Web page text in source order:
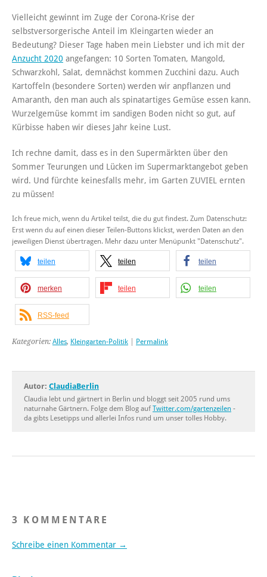
Vielleicht gewinnt im Zuge der Corona-Krise der
selbstversorgerische Anteil im Kleingarten wieder an
Bedeutung? Dieser Tage haben mein Liebster und ich mit der
Anzucht 2020 angefangen: 10 Sorten Tomaten, Mangold,
Schwarzkohl, Salat, demnächst kommen Zucchini dazu. Auch
Kartoffeln (besondere Sorten) werden wir anpflanzen und
Amaranth, den man auch als spinatartiges Gemüse essen kann.
Wurzelgemüse kommt im sandigen Boden nicht so gut, auf
Kürbisse haben wir dieses Jahr keine Lust.
Ich rechne damit, dass es in den Supermärkten über den
Sommer Teurungen und Lücken im Supermarktangebot geben
wird. Und fürchte keinesfalls mehr, im Garten ZUVIEL ernten
zu müssen!
Ich freue mich, wenn du Artikel teilst, die du gut findest. Zum Datenschutz:
Erst wenn du auf einen dieser Teilen-Buttons klickst, werden Daten an den
jeweiligen Dienst übertragen. Mehr dazu unter Menüpunkt "Datenschutz".
teilen teilen teilen
merken teilen teilen
RSS-feed
Kategorien: Alles, Kleingarten-Politik Permalink
Autor: ClaudiaBerlin
Claudia lebt und gärtnert in Berlin und bloggt seit 2005 rund ums
naturnahe Gärtnern. Folge dem Blog aufTwitter.com/gartenzeilen -
da gibts Lesetipps und allerlei Infos rund um unser tolles Hobby.
3 KOMMENTARE
Schreibe einen Kommentar →